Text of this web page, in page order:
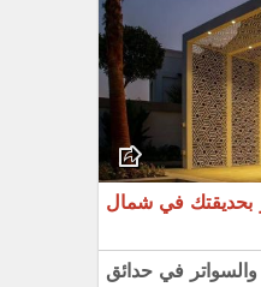
بحديقتك في شمال
في حدائق